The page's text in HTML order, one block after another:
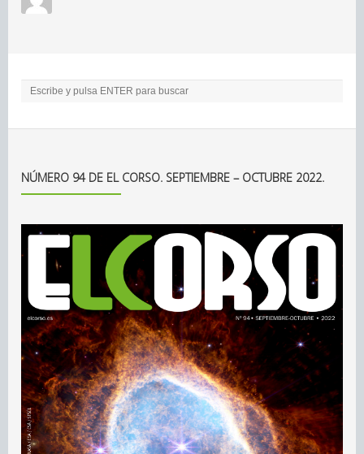
NÚMERO 94 DE EL CORSO. SEPTIEMBRE – OCTUBRE 2022.